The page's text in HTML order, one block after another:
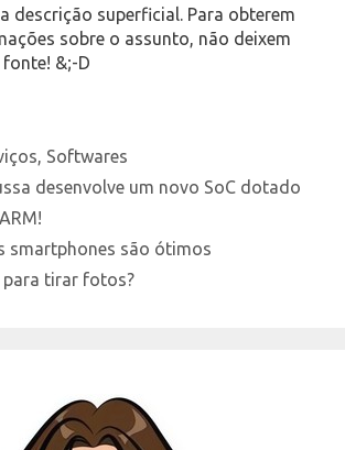
descrição superficial. Para obterem
sobre o assunto, não deixem
&;-D
, Softwares
desenvolve um novo SoC dotado
smartphones são ótimos
tirar fotos?